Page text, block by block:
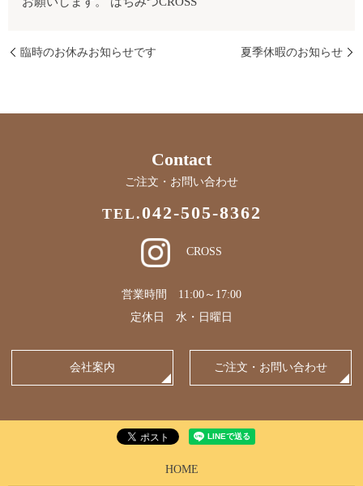
臨時のお休みお知らせです 夏季休暇のお知らせ
Contact
ご注文・お問い合わせ
TEL.042-505-8362
CROSS
営業時間 11:00～17:00
定休日 水・日曜日
会社案内 ご注文・お問い合わせ
HOME